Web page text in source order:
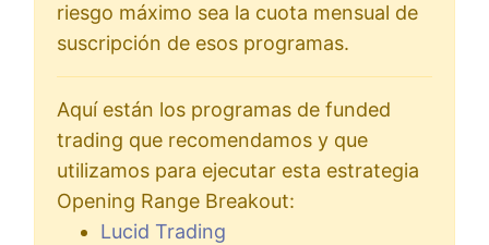
riesgo máximo sea la cuota mensual de
suscripción de esos programas.
Aquí están los programas de funded
trading que recomendamos y que
utilizamos para ejecutar esta estrategia
Opening Range Breakout:
Lucid Trading